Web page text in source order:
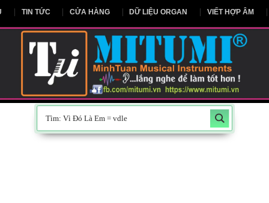
CHỦ TIN TỨC CỬA HÀNG DỮ LIỆU ORGAN